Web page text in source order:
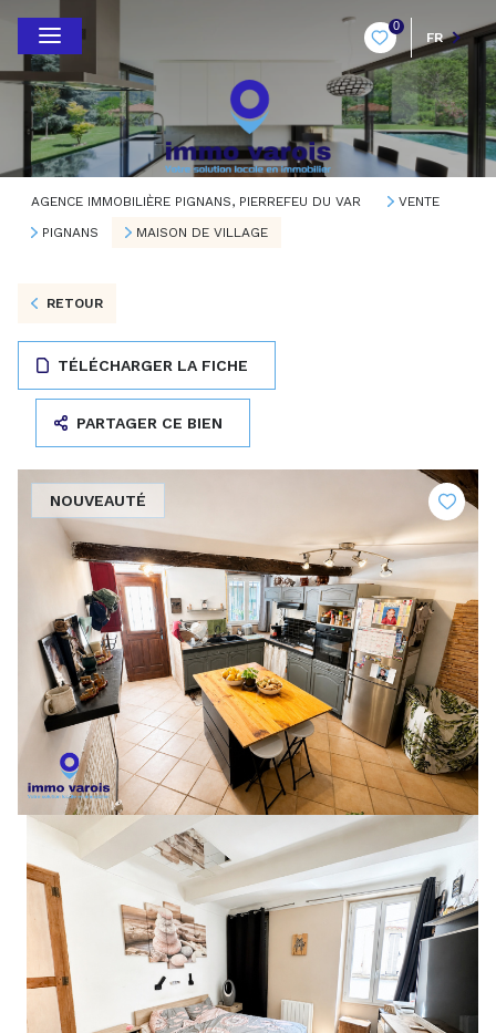
0
FR
AGENCE IMMOBILIÈRE PIGNANS, PIERREFEU DU VAR
VENTE
PIGNANS
MAISON DE VILLAGE
RETOUR
TÉLÉCHARGER LA FICHE
PARTAGER CE BIEN
NOUVEAUTÉ